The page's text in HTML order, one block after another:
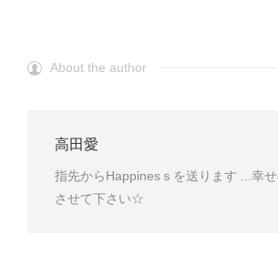
About the author
高田愛
指先からHappinesｓを送ります ...幸
させて下さい☆